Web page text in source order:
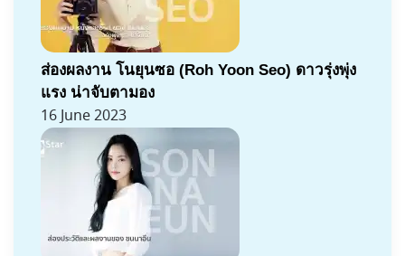
ส่องผลงาน โนยุนซอ (Roh Yoon Seo) ดาวรุ่งพุ่ง
แรง น่าจับตามอง
16 June 2023